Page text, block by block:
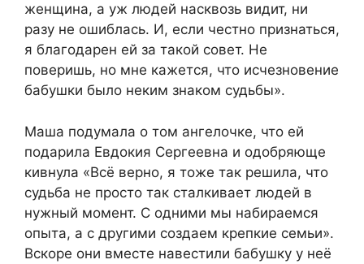
женщина, а уж людей насквозь видит, ни
разу не ошиблась. И, если честно признаться,
я благодарен ей за такой совет. Не
поверишь, но мне кажется, что исчезновение
бабушки было неким знаком судьбы».
Маша подумала о том ангелочке, что ей
подарила Евдокия Сергеевна и одобряюще
кивнула «Всё верно, я тоже так решила, что
судьба не просто так сталкивает людей в
нужный момент. С одними мы набираемся
опыта, а с другими создаем крепкие семьи».
Вскоре они вместе навестили бабушку у неё